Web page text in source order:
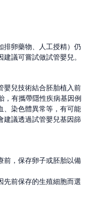
排卵藥物、人工授精）仍
議可嘗試做試管嬰兒。
嬰兒技術結合胚胎植入前
，有攜帶隱性疾病基因例
、染色體異常等，有可能
建議透過試管嬰兒基因篩
前，保存卵子或胚胎以備
先前保存的生殖細胞而選